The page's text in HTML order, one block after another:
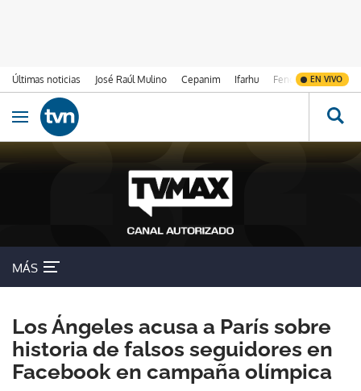
Últimas noticias José Raúl Mulino Cepanim Ifarhu Fenómeno de El
EN VIVO
Ir al contenido
Obrir navegació
MÁS
Los Ángeles acusa a París sobre
historia de falsos seguidores en
Facebook en campaña olímpica